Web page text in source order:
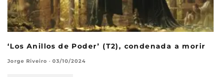
‘Los Anillos de Poder’ (T2), condenada a morir
Jorge Riveiro · 03/10/2024